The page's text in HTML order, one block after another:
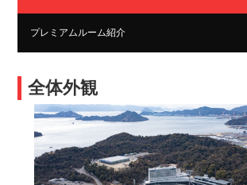
プレミアムルーム紹介
全体外観